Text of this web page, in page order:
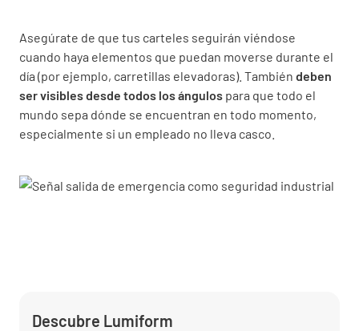
Asegúrate de que tus carteles seguirán viéndose
cuando haya elementos que puedan moverse durante el
día (por ejemplo, carretillas elevadoras). También deben
ser visibles desde todos los ángulos para que todo el
mundo sepa dónde se encuentran en todo momento,
especialmente si un empleado no lleva casco.
Descubre Lumiform